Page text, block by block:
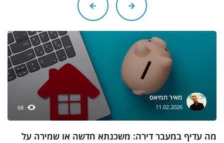
מאיר חמיאס
11.02.2026
68
מה עדיף במעבר דירה: משכנתא חדשה או שמירה על